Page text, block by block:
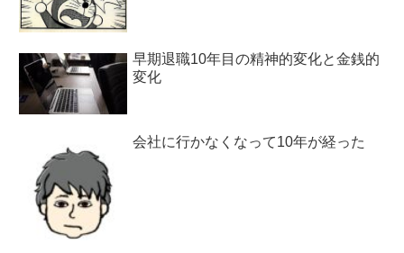
早期退職10年目の精神的変化と金銭的
変化
会社に行かなくなって10年が経った